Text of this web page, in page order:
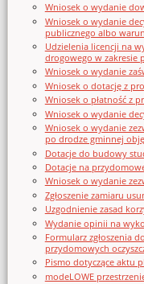
Wniosek o wydanie
Wniosek o wydanie
publicznego albo
Udzielenia licencji na
drogowego w zakresie
Wniosek o wydanie
Wniosek o dotację z
Wniosek o płatność z
Wniosek o wydanie
Wniosek o wydanie
po drodze gminnej
Dotacje do budowy
Dotacje na
Wniosek o wydanie
Zgłoszenie zamiaru
Uzgodnienie zasad
Wydanie opinii na
Formularz zgłoszenia
przydomowych
Pismo dotyczące aktu
modeLOWE